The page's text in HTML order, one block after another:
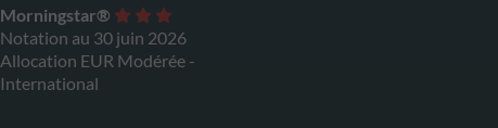
Morningstar®
Notation au 30 juin 2026
Allocation EUR Modérée -
International